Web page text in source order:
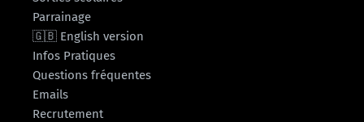
Parrainage
🇬🇧 English version
Infos Pratiques
Questions fréquentes
Emails
Recrutement